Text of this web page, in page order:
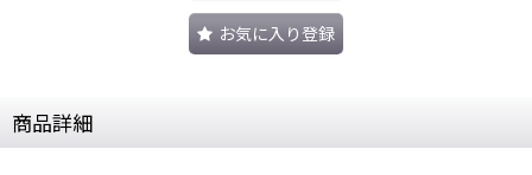
お気に入り登録
商品詳細